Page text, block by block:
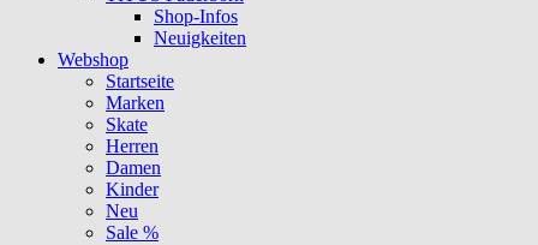
Shop-Infos
Neuigkeiten
Webshop
Startseite
Marken
Skate
Herren
Damen
Kinder
Neu
Sale %